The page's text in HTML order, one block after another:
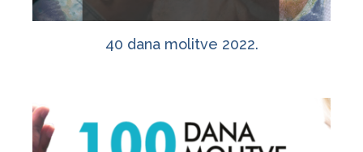
40 dana molitve 2022.